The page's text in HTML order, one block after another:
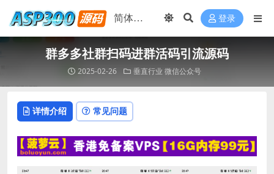
登录
群多多社群扫码进群活码引流源码
2025-02-26 垂直行业 微信公众号
详情介绍 常见问题